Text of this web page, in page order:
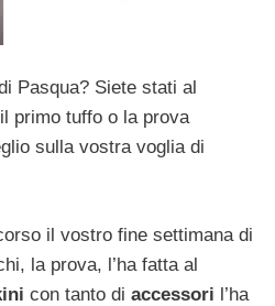
Pasqua? Siete stati al
primo tuffo o la prova
sulla vostra voglia di
il vostro fine settimana di
la prova, l’ha fatta al
con tanto di accessori l’ha